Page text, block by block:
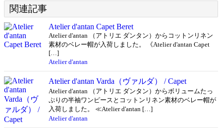
関連記事
Atelier d'antan Capet Beret
Atelier d'antan （アトリエ ダンタン）からコットンリネン
素材のベレー帽が入荷しました。 《Atelier d'antan Capet
[…]
Atelier d'antan
Atelier d'antan Varda（ヴァルダ） / Capet
Atelier d'antan （アトリエ ダンタン）からボリュームたっ
ぷりの半袖ワンピースとコットンリネン素材のベレー帽が
入荷しました。 ≪Atelier d'antan […]
Atelier d'antan